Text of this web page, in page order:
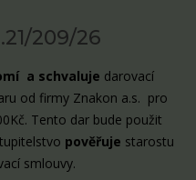
209/26
a schvaluje darovací
od firmy Znakon a.s. pro
Tento dar bude použit
pověřuje starostu
smlouvy.